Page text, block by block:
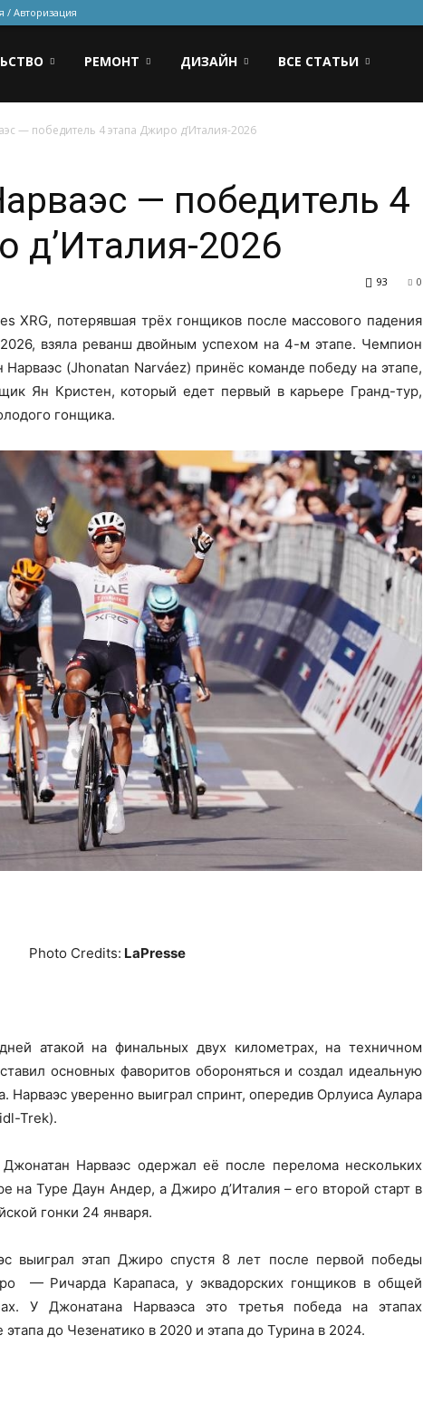
/ Авторизация
РЕМОНТ ДИЗАЙН ВСЕ СТАТЬИ
— победитель 4 этапа Джиро д’Италия-2026
— победитель 4
д’Италия-2026
0
93
XRG, потерявшая трёх гонщиков после массового падения
взяла реванш двойным успехом на 4-м этапе. Чемпион
(Jhonatan Narváez) принёс команде победу на этапе,
Ян Кристен, который едет первый в карьере Гранд-тур,
гонщика.
Photo Credits: LaPresse
атакой на финальных двух километрах, на техничном
основных фаворитов обороняться и создал идеальную
Нарваэс уверенно выиграл спринт, опередив Орлуиса Аулара
Trek).
Нарваэс одержал её после перелома нескольких
на Туре Даун Андер, а Джиро д’Италия – его второй старт в
гонки 24 января.
выиграл этап Джиро спустя 8 лет после первой победы
— Ричарда Карапаса, у эквадорских гонщиков в общей
У Джонатана Нарваэса это третья победа на этапах
до Чезенатико в 2020 и этапа до Турина в 2024.